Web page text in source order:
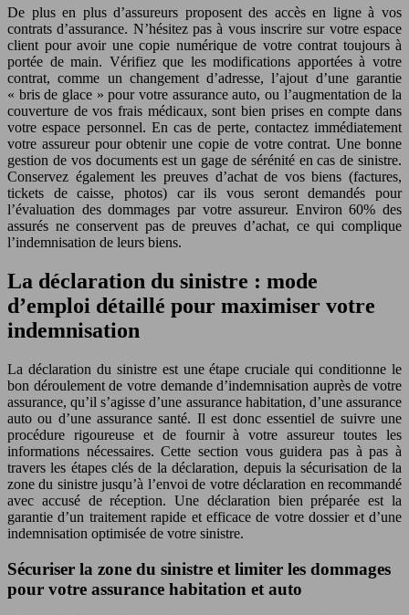
De plus en plus d’assureurs proposent des accès en ligne à vos
contrats d’assurance. N’hésitez pas à vous inscrire sur votre espace
client pour avoir une copie numérique de votre contrat toujours à
portée de main. Vérifiez que les modifications apportées à votre
contrat, comme un changement d’adresse, l’ajout d’une garantie
« bris de glace » pour votre assurance auto, ou l’augmentation de la
couverture de vos frais médicaux, sont bien prises en compte dans
votre espace personnel. En cas de perte, contactez immédiatement
votre assureur pour obtenir une copie de votre contrat. Une bonne
gestion de vos documents est un gage de sérénité en cas de sinistre.
Conservez également les preuves d’achat de vos biens (factures,
tickets de caisse, photos) car ils vous seront demandés pour
l’évaluation des dommages par votre assureur. Environ 60% des
assurés ne conservent pas de preuves d’achat, ce qui complique
l’indemnisation de leurs biens.
La déclaration du sinistre : mode
d’emploi détaillé pour maximiser votre
indemnisation
La déclaration du sinistre est une étape cruciale qui conditionne le
bon déroulement de votre demande d’indemnisation auprès de votre
assurance, qu’il s’agisse d’une assurance habitation, d’une assurance
auto ou d’une assurance santé. Il est donc essentiel de suivre une
procédure rigoureuse et de fournir à votre assureur toutes les
informations nécessaires. Cette section vous guidera pas à pas à
travers les étapes clés de la déclaration, depuis la sécurisation de la
zone du sinistre jusqu’à l’envoi de votre déclaration en recommandé
avec accusé de réception. Une déclaration bien préparée est la
garantie d’un traitement rapide et efficace de votre dossier et d’une
indemnisation optimisée de votre sinistre.
Sécuriser la zone du sinistre et limiter les dommages
pour votre assurance habitation et auto